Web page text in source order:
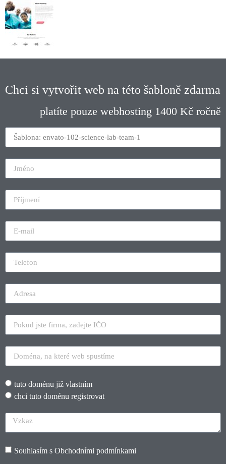
Chci si vytvořit web na této šabloně zdarma
platíte pouze webhosting 1400 Kč ročně
tuto doménu již vlastním
chci tuto doménu registrovat
Souhlasím s Obchodními podmínkami